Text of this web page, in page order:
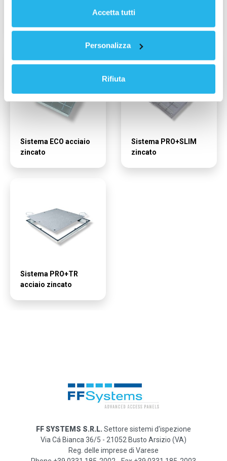
Accetta tutti
Personalizza
Rifiuta
Sistema PRO+MTH
Sistema ECO acciaio
zincato
Sistema PRO+SLIM
zincato
Sistema PRO+TR
acciaio zincato
FF SYSTEMS S.R.L. Settore sistemi d'ispezione
Via Cá Bianca 36/5 - 21052 Busto Arsizio (VA)
Reg. delle imprese di Varese